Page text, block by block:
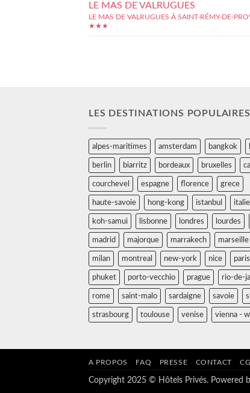
LE MAS DE VALRUGUES
LE MAS DE VALRUGUES À SAINT-RÉMY-DE-
★★★
LES DESTINATIONS POPULAIRES
alpes-maritimes amsterdam bangkok
berlin biarritz bordeaux bruxelles
courchevel espagne florence grece
haute-savoie hong-kong istanbul italie
koh-samui lisbonne londres lourdes
madrid majorque marrakech marseille
milan montreal new-york nice paris
phuket porto-vecchio prague rio-de-
rome saint-malo sardaigne savoie
strasbourg toulouse venise vienna -
A PROPOS FAQ PRESSE CONTACT
Copyright 2025 © Hôtels Privés. Powered